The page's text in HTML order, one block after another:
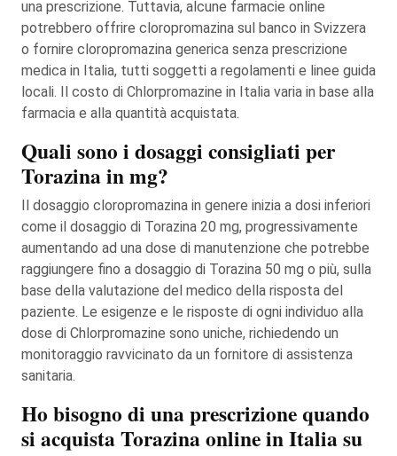
una prescrizione. Tuttavia, alcune farmacie online
potrebbero offrire cloropromazina sul banco in Svizzera
o fornire cloropromazina generica senza prescrizione
medica in Italia, tutti soggetti a regolamenti e linee guida
locali. Il costo di Chlorpromazine in Italia varia in base alla
farmacia e alla quantità acquistata.
Quali sono i dosaggi consigliati per
Torazina in mg?
Il dosaggio cloropromazina in genere inizia a dosi inferiori
come il dosaggio di Torazina 20 mg, progressivamente
aumentando ad una dose di manutenzione che potrebbe
raggiungere fino a dosaggio di Torazina 50 mg o più, sulla
base della valutazione del medico della risposta del
paziente. Le esigenze e le risposte di ogni individuo alla
dose di Chlorpromazine sono uniche, richiedendo un
monitoraggio ravvicinato da un fornitore di assistenza
sanitaria.
Ho bisogno di una prescrizione quando
si acquista Torazina online in Italia su